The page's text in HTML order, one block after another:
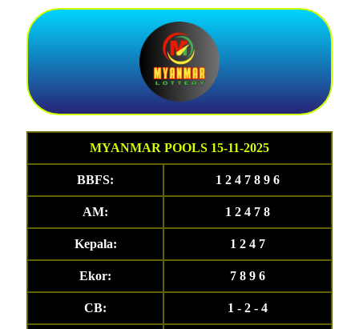
MYANMAR POOLS 15-11-2025
BBFS: 1 2 4 7 8 9 6
AM: 1 2 4 7 8
Kepala: 1 2 4 7
Ekor: 7 8 9 6
CB: 1 - 2 - 4